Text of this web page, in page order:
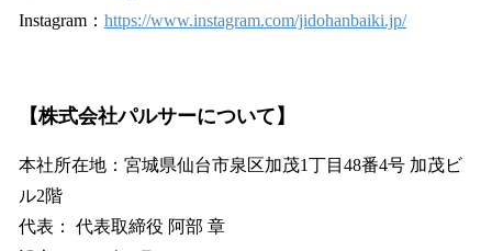
Instagram： https://www.instagram.com/jidohanbaiki.jp/
【株式会社パルサーについて】
本社所在地：宮城県仙台市泉区加茂1丁目48番4号 加茂ビ
ル2階
代表： 代表取締役 阿部 章